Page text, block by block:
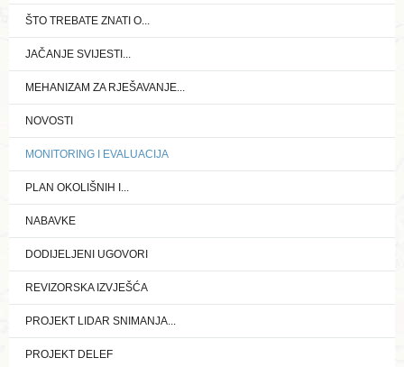
ŠTO TREBATE ZNATI O...
JAČANJE SVIJESTI...
MEHANIZAM ZA RJEŠAVANJE...
NOVOSTI
MONITORING I EVALUACIJA
PLAN OKOLIŠNIH I...
NABAVKE
DODIJELJENI UGOVORI
REVIZORSKA IZVJEŠĆA
PROJEKT LIDAR SNIMANJA...
PROJEKT DELEF